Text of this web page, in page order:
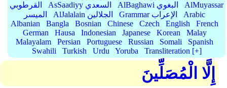
القرطوبي
AsSaadiyy السعدي AlBaghawi البغوي
AlMuyassar
الميسر
AlJalalain الجلالين Grammar الإعراب
Arabic
Albanian
Bangla Bosnian Chinese Czech English
French
German
Hausa Indonesian Japanese Korean
Malay
Malayalam
Persian Portuguese Russian Somali
Spanish
Swahili
Turkish Urdu Yoruba Transliteration [+]
إِلَّا الْمُصَلِّينَ